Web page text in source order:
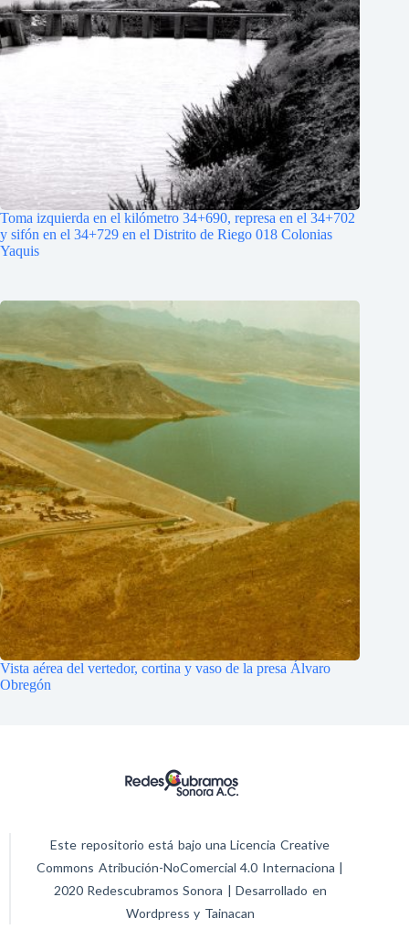
Toma izquierda en el kilómetro 34+690, represa en el 34+702
y sifón en el 34+729 en el Distrito de Riego 018 Colonias
Yaquis
Vista aérea del vertedor, cortina y vaso de la presa Álvaro
Obregón
Este repositorio está bajo una Licencia Creative
Commons Atribución-NoComercial 4.0 Internaciona |
2020 Redescubramos Sonora | Desarrollado en
Wordpress y Tainacan